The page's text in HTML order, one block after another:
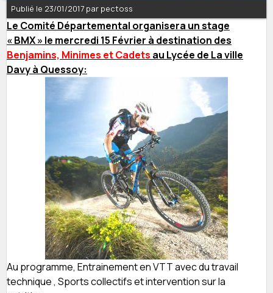
Publié le 23/01/2017 par pectoss
Le Comité Départemental organisera un stage
« BMX » le mercredi 15 Février à destination des
Benjamins, Minimes et Cadets au Lycée de La ville
Davy à Quessoy:
Au programme, Entrainement en VTT avec du travail
technique , Sports collectifs et intervention sur la